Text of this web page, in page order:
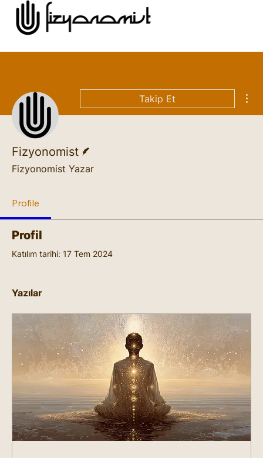
Takip Et
Fizyonomist
Fizyonomist Yazar
Profile
Profil
Katılım tarihi: 17 Tem 2024
Yazılar